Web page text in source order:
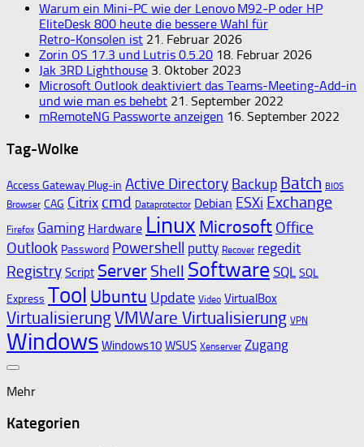
Warum ein Mini‑PC wie der Lenovo M92‑P oder HP
EliteDesk 800 heute die bessere Wahl für
Retro‑Konsolen ist 21. Februar 2026
Zorin OS 17.3 und Lutris 0.5.20 18. Februar 2026
Jak 3RD Lighthouse 3. Oktober 2023
Microsoft Outlook deaktiviert das Teams-Meeting-Add-in
und wie man es behebt 21. September 2022
mRemoteNG Passworte anzeigen 16. September 2022
Tag-Wolke
Access Gateway Plug-in Active Directory Backup Batch BIOS
Browser CAG Citrix cmd Dataprotector Debian ESXi Exchange
Firefox Gaming Hardware Linux Microsoft Office
Outlook Password Powershell putty Recover regedit
Registry Script Server Shell Software SQL SQL
Express Tool Ubuntu Update Video VirtualBox
VirtualisierungVMWare Virtualisierung VPN
Windows Windows10 WSUS Xenserver Zugang
Mehr
Kategorien